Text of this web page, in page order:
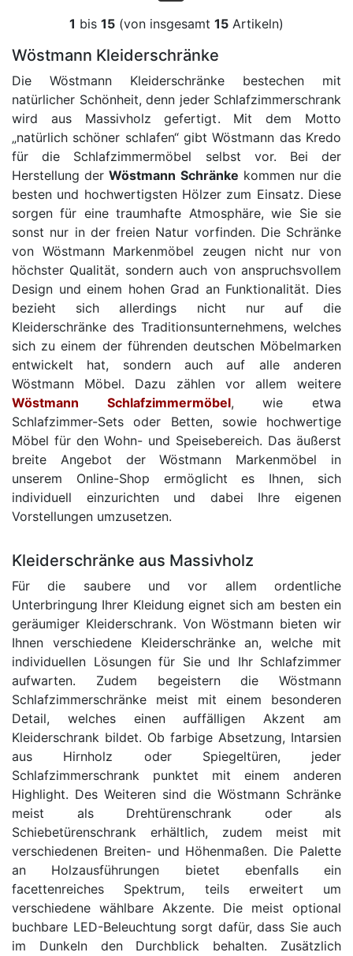
1 bis 15 (von insgesamt 15 Artikeln)
Wöstmann Kleiderschränke
Die Wöstmann Kleiderschränke bestechen mit
natürlicher Schönheit, denn jeder Schlafzimmerschrank
wird aus Massivholz gefertigt. Mit dem Motto
„natürlich schöner schlafen“ gibt Wöstmann das Kredo
für die Schlafzimmermöbel selbst vor. Bei der
Herstellung derWöstmann Schränke kommen nur die
besten und hochwertigsten Hölzer zum Einsatz. Diese
sorgen für eine traumhafte Atmosphäre, wie Sie sie
sonst nur in der freien Natur vorfinden. Die Schränke
von Wöstmann Markenmöbel zeugen nicht nur von
höchster Qualität, sondern auch von anspruchsvollem
Design und einem hohen Grad an Funktionalität. Dies
bezieht sich allerdings nicht nur auf die
Kleiderschränke des Traditionsunternehmens, welches
sich zu einem der führenden deutschen Möbelmarken
entwickelt hat, sondern auch auf alle anderen
Wöstmann Möbel. Dazu zählen vor allem weitere
Wöstmann Schlafzimmermöbel, wie etwa
Schlafzimmer-Sets oder Betten, sowie hochwertige
Möbel für den Wohn- und Speisebereich. Das äußerst
breite Angebot der Wöstmann Markenmöbel in
unserem Online-Shop ermöglicht es Ihnen, sich
individuell einzurichten und dabei Ihre eigenen
Vorstellungen umzusetzen.
Kleiderschränke aus Massivholz
Für die saubere und vor allem ordentliche
Unterbringung Ihrer Kleidung eignet sich am besten ein
geräumiger Kleiderschrank. Von Wöstmann bieten wir
Ihnen verschiedene Kleiderschränke an, welche mit
individuellen Lösungen für Sie und Ihr Schlafzimmer
aufwarten. Zudem begeistern die Wöstmann
Schlafzimmerschränke meist mit einem besonderen
Detail, welches einen auffälligen Akzent am
Kleiderschrank bildet. Ob farbige Absetzung, Intarsien
aus Hirnholz oder Spiegeltüren, jeder
Schlafzimmerschrank punktet mit einem anderen
Highlight. Des Weiteren sind die Wöstmann Schränke
meist als Drehtürenschrank oder als
Schiebetürenschrank erhältlich, zudem meist mit
verschiedenen Breiten- und Höhenmaßen. Die Palette
an Holzausführungen bietet ebenfalls ein
facettenreiches Spektrum, teils erweitert um
verschiedene wählbare Akzente. Die meist optional
buchbare LED-Beleuchtung sorgt dafür, dass Sie auch
im Dunkeln den Durchblick behalten. Zusätzlich